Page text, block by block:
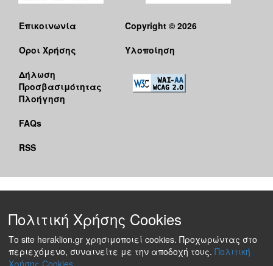
Επικοινωνία
Όροι Χρήσης
Δήλωση
Προσβασιμότητας
Πλοήγηση
FAQs
RSS
Copyright © 2026
Υλοποίηση
Πολιτική Χρήσης Cookies
Το site heraklion.gr χρησιμοποιεί cookies. Προχωρώντας στο
περιεχόμενο, συναινείτε με την αποδοχή τους. Πολιτική
Χρήσης Cookies